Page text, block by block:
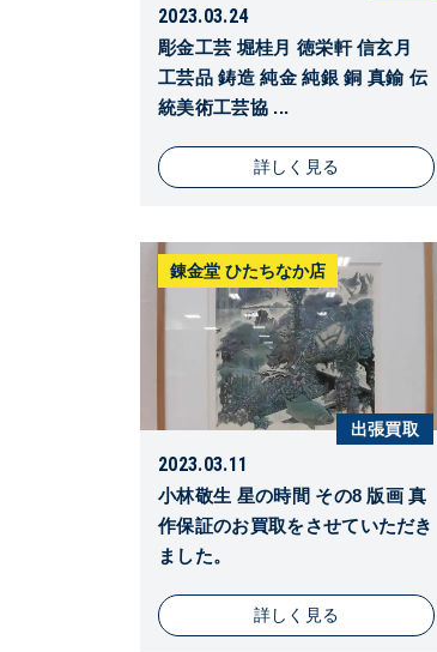
2023.03.24
彫金工芸 堀桂月 徳栄軒 信玄月
工芸品 鋳造 純金 純銀 銅 真鍮 伝
統美術工芸協 ...
詳しく見る
錬金堂 ひたちなか店
出張買取
2023.03.11
小林敬生 星の時間 その8 版画 真
作保証のお買取をさせていただき
ました。
詳しく見る